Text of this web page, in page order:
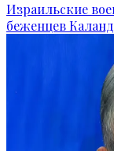
Израильские
беженцев